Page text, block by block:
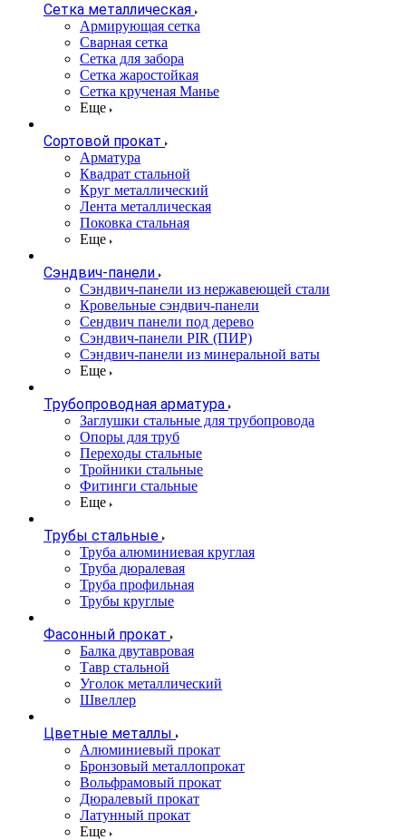
Сетка металлическая
Армирующая сетка
Сварная сетка
Сетка для забора
Сетка жаростойкая
Сетка крученая Манье
Еще
Сортовой прокат
Арматура
Квадрат стальной
Круг металлический
Лента металлическая
Поковка стальная
Еще
Сэндвич-панели
Cэндвич-панели из нержавеющей стали
Кровельные сэндвич-панели
Сендвич панели под дерево
Сэндвич-панели PIR (ПИР)
Сэндвич-панели из минеральной ваты
Еще
Трубопроводная арматура
Заглушки стальные для трубопровода
Опоры для труб
Переходы стальные
Тройники стальные
Фитинги стальные
Еще
Трубы стальные
Труба алюминиевая круглая
Труба дюралевая
Труба профильная
Трубы круглые
Фасонный прокат
Балка двутавровая
Тавр стальной
Уголок металлический
Швеллер
Цветные металлы
Алюминиевый прокат
Бронзовый металлопрокат
Вольфрамовый прокат
Дюралевый прокат
Латунный прокат
Еще